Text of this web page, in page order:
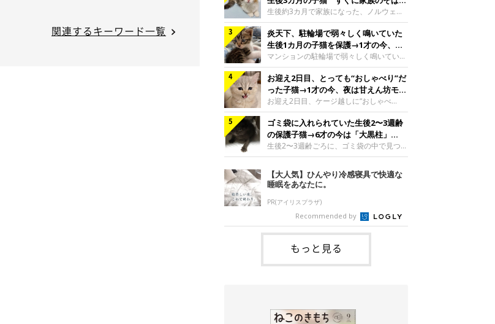
関連するキーワード一覧
@muumuu62197189紹介するのは、
X（旧Twitter）ユーザー
@muumuu62197189さんの愛猫・ティダ
ちゃん（取材時6才）の成長記録です。こ
ちらは、生後3カ月ごろのティダちゃん。
飼い主さんが出会ったのは、夜から大雨に
なると予報されていた日の夕方でした。花
壇で動けずにいた子猫保護したばかりのテ
ィダちゃん。@muumuu62197189飼い主
さんは、公園の
落ち着く姿に「迎えてよかった」
生後約3カ月で家族になった、ノルウェー
ジャンフォレストキャットの子猫。お迎え
翌日には、すでに家でくつろぐ様子を見せ
ていました。お迎え翌日、ベッドでうとう
とするむうちゃんお迎え翌日のむうちゃ
ん。@umimugi0304紹介するのは、
Instagramユーザー@umimugi0304さんの
愛猫・むうちゃん（撮影時、生後約3カ月
／ノルウェージャンフォレストキャッ
ト）。こちらは、お迎え翌日に撮影された
一枚。ゴハンをお腹いっぱい食べたむうち
ゃんは眠くなり、飼い主さん夫婦のベッド
でうとうとし始めたのだとか。飼い主さ
炎天下、駐輪場で弱々しく鳴いていた
生後1カ月の子猫を保護→1才の今、筋
肉質でツンデレなコに成長
マンションの駐輪場で弱々しく鳴いてい
た、生後1カ月ほどの子猫。家族に迎えら
れてから1年、体も行動も大きく成長しま
した。炎天下の駐輪場で鳴いていた小さな
子猫保護当時のモモちゃん。@Kingponzu
紹介するのは、X（旧Twitter）ユーザー
@Kingponzuさんの愛猫・モモちゃん（取
材時1才）の成長記録です。こちらは、モ
モちゃんが生後1カ月ごろに撮影された一
枚。飼い主さんの自宅マンションの駐輪場
です。子猫時代のモモちゃん。
@Kingponzuその日は気温が35℃を
お迎え2日目、とっても“おしゃべり”だ
った子猫→1才の今、夜は甘えん坊モー
ドになるコに成長！
お迎え2日目、ケージ越しに“おしゃべ
り”する姿を見せていた子猫。1才になった
今も見せる愛らしい姿にキュンとします。
お迎え2日目、ケージ越しに何かを伝える
ももちゃん“おしゃべり”なももちゃん。
@poocoonyan紹介するのは、Instagram
ユーザー@poocoonyanさんの愛猫・もも
ちゃん（取材時1才／マンチカン）です。
こちらの動画は、ももちゃんが生後2カ月
を過ぎたころ、お迎え2日目に撮影された
もの。新しい環境にゆっくり慣れてもらう
ため、当時はケージの中で過ごしていまし
た。鳴いてアピールするももち
ゴミ袋に入れられていた生後2〜3週齢
の保護子猫→6才の今は「大黒柱」
に！ 美しい黒猫に成長した姿にグッ
とくる
生後2〜3週齢ごろに、ゴミ袋の中で見つか
った小さな命。ミルクから育てられたその
子猫は今、家族に欠かせない存在へと成長
しました。ゴミ袋の中で見つかった、ミニ
モグラのような子猫よちよち歩きをしてい
たころの、生後2〜3週齢ごろのドンちゃ
ん。@doddou_1今回紹介するのは、
X（旧Twitter）ユーザー@doddou_1さん
の愛猫・ドンちゃん（取材時、推定6才／
本名：ドミトリー・ドンスコイ）。ドンち
ゃんは、保護猫でした。ドンちゃんが見つ
かったのは、飼い主さんの姉の勤め先の敷
【大人気】ひんやり冷感寝具で快適な
睡眠をあなたに。
PR(アイリスプラザ)
Recommended by
もっと見る